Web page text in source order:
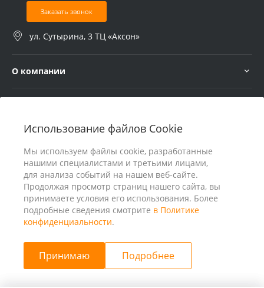
Использование файлов Cookie
Мы используем файлы cookie, разработанные
нашими специалистами и третьими лицами,
для анализа событий на нашем веб-сайте.
Продолжая просмотр страниц нашего сайта, вы
принимаете условия его использования. Более
подробные сведения смотрите в Политике
конфиденциальности.
Принимаю Подробнее
Заказать звонок
ул. Сутырина, 3 ТЦ «Аксон»
О компании